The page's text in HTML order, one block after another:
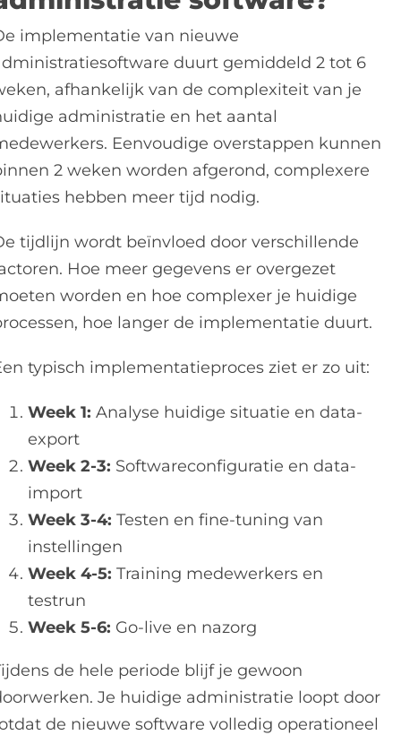
implementatie van nieuwe
duurt gemiddeld 2 tot 6
afhankelijk van de complexiteit van je
administratie en het aantal
Eenvoudige overstappen kunnen
2 weken worden afgerond, complexere
hebben meer tijd nodig.
tijdlijn wordt beïnvloed door verschillende
Hoe meer gegevens er overgezet
worden en hoe complexer je huidige
hoe langer de implementatie duurt.
typisch implementatieproces ziet er zo uit:
Week 1: Analyse huidige situatie en data-
export
Week 2-3: Softwareconfiguratie en data-
import
Week 3-4: Testen en fine-tuning van
instellingen
Week 4-5: Training medewerkers en
testrun
Week 5-6: Go-live en nazorg
de hele periode blijf je gewoon
Je huidige administratie loopt door
de nieuwe software volledig operationeel